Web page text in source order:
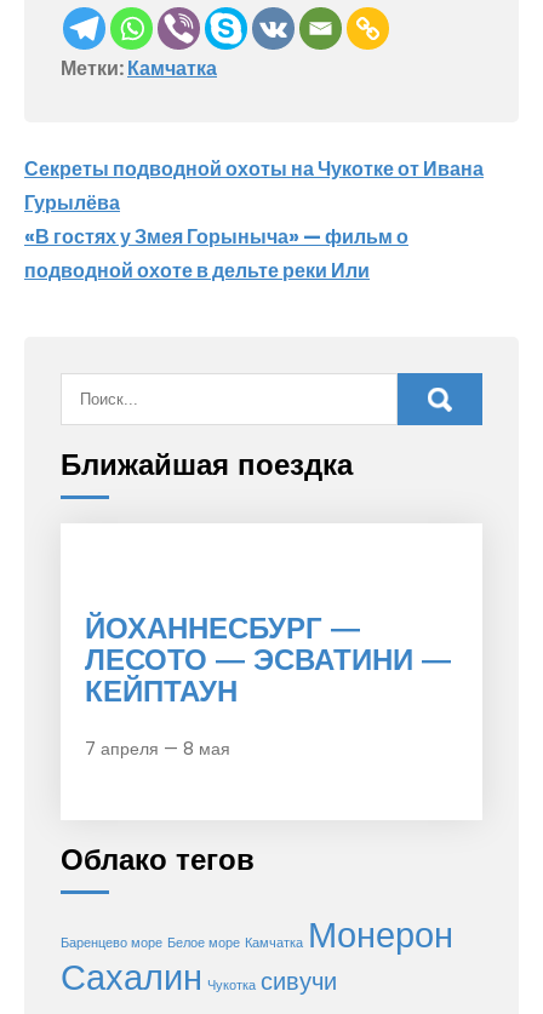
Метки:Камчатка
Навигация
по
записям
Секреты подводной охоты на Чукотке от Ивана
Гурылёва
«В гостях у Змея Горыныча» — фильм о
подводной охоте в дельте реки Или
Ближайшая поездка
ЙОХАННЕСБУРГ —
ЛЕСОТО — ЭСВАТИНИ —
КЕЙПТАУН
7 апреля — 8 мая
Облако тегов
Баренцево море Белое море Камчатка Монерон
Сахалин Чукотка сивучи